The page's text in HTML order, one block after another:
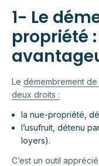
1- Le
propriété
Le démembrement
deux droits :
la nue-propriété,
l’usufruit, détenu
loyers).
C’est un outil